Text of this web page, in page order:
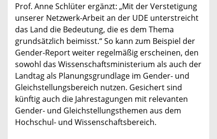
Prof. Anne Schlüter ergänzt: „Mit der Verstetigung
unserer Netzwerk-Arbeit an der UDE unterstreicht
das Land die Bedeutung, die es dem Thema
grundsätzlich beimisst.“ So kann zum Beispiel der
Gender-Report weiter regelmäßig erscheinen, den
sowohl das Wissenschaftsministerium als auch der
Landtag als Planungsgrundlage im Gender- und
Gleichstellungsbereich nutzen. Gesichert sind
künftig auch die Jahrestagungen mit relevanten
Gender- und Gleichstellungsthemen aus dem
Hochschul- und Wissenschaftsbereich.